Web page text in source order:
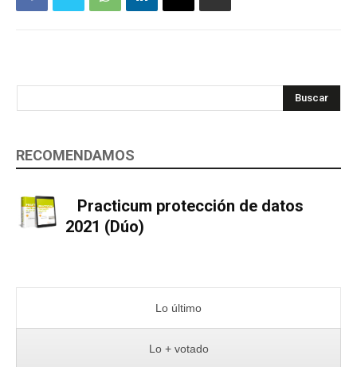
Buscar
RECOMENDAMOS
Practicum protección de datos
2021 (Dúo)
Lo último
Lo + votado